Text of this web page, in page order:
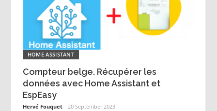
HOME ASSISTANT
Compteur belge. Récupérer les
données avec Home Assistant et
EspEasy
Hervé Fouquet 20 September 2023